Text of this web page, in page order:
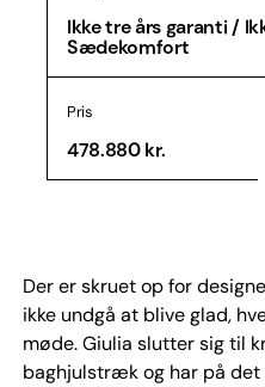
Ikke tre års garanti /
Sædekomfort
Pris
478.880 kr.
Der er skruet op for
ikke undgå at blive glad,
møde. Giulia slutter sig til
baghjulstræk og har på